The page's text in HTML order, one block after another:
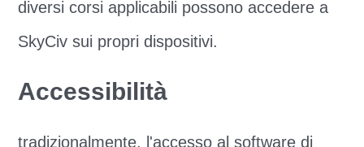
diversi corsi applicabili possono accedere a
SkyCiv sui propri dispositivi.
Accessibilità
tradizionalmente, l'accesso al software di